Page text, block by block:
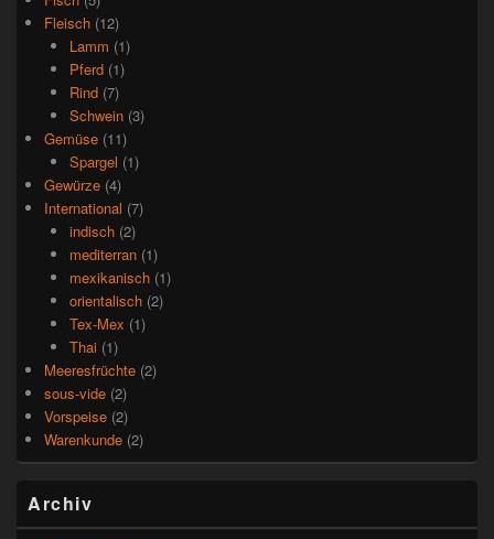
Fleisch (12)
Lamm (1)
Pferd(1)
Rind(7)
Schwein(3)
Gemüse (11)
Spargel (1)
Gewürze (4)
International (7)
indisch(2)
mediterran(1)
mexikanisch(1)
orientalisch(2)
Tex-Mex (1)
Thai(1)
Meeresfrüchte (2)
sous-vide (2)
Vorspeise (2)
Warenkunde (2)
Archiv